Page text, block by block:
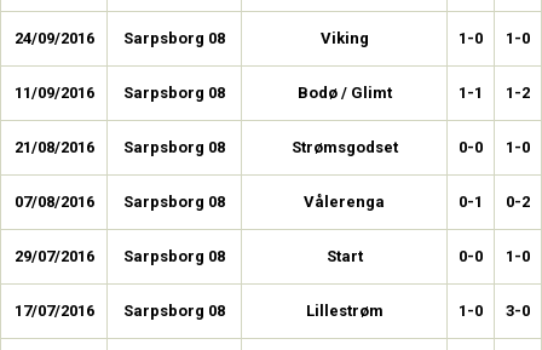
24/09/2016 Sarpsborg 08 Viking 1-0 1-0
11/09/2016 Sarpsborg 08 Bodø / Glimt 1-1 1-2
21/08/2016 Sarpsborg 08 Strømsgodset 0-0 1-0
07/08/2016 Sarpsborg 08 Vålerenga 0-1 0-2
29/07/2016 Sarpsborg 08 Start 0-0 1-0
17/07/2016 Sarpsborg 08 Lillestrøm 1-0 3-0